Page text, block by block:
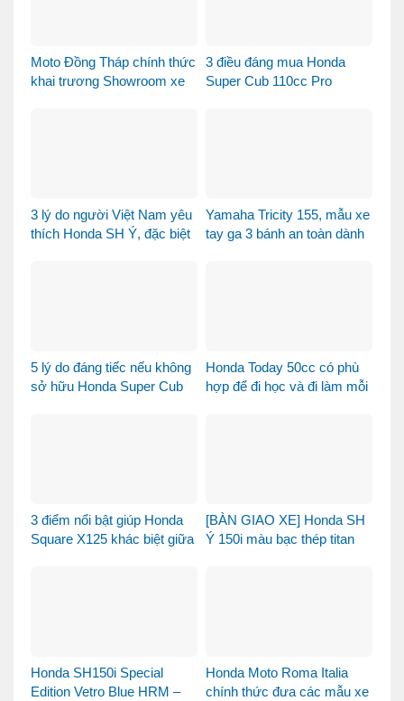
Moto Đồng Tháp chính thức
khai trương Showroom xe
3 điều đáng mua Honda
Super Cub 110cc Pro
3 lý do người Việt Nam yêu
thích Honda SH Ý, đặc biệt
Yamaha Tricity 155, mẫu xe
tay ga 3 bánh an toàn dành
5 lý do đáng tiếc nếu không
sở hữu Honda Super Cub
Honda Today 50cc có phù
hợp để đi học và đi làm mỗi
3 điểm nổi bật giúp Honda
Square X125 khác biệt giữa
[BÀN GIAO XE] Honda SH
Ý 150i màu bạc thép titan
Honda SH150i Special
Edition Vetro Blue HRM –
Honda Moto Roma Italia
chính thức đưa các mẫu xe